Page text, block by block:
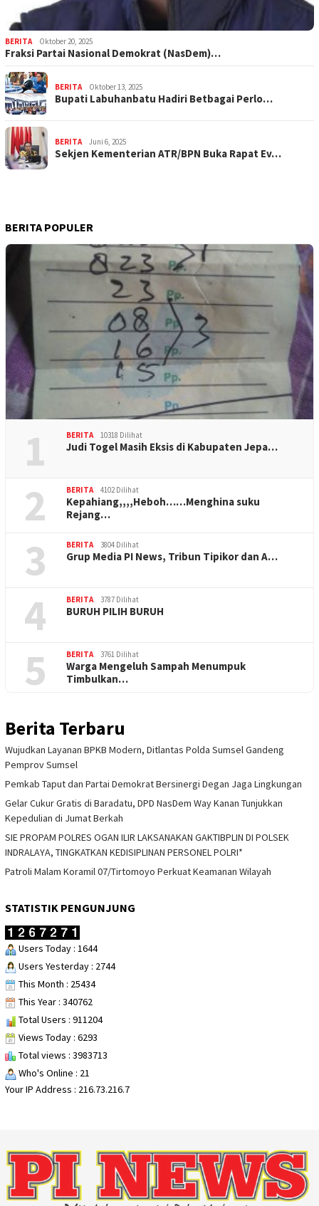
BERITA Oktober 20, 2025
Fraksi Partai Nasional Demokrat (NasDem)…
BERITA Oktober 13, 2025
Bupati Labuhanbatu Hadiri Betbagai Perlo…
BERITA Juni 6, 2025
Sekjen Kementerian ATR/BPN Buka Rapat Ev…
BERITA POPULER
1 BERITA 10318 Dilihat
Judi Togel Masih Eksis di Kabupaten Jepa…
2 BERITA 4102 Dilihat
Kepahiang,,,,Heboh……Menghina suku
Rejang…
3 BERITA 3804 Dilihat
Grup Media PI News, Tribun Tipikor dan A…
4 BERITA 3787 Dilihat
BURUH PILIH BURUH
5 BERITA 3761 Dilihat
Warga Mengeluh Sampah Menumpuk
Timbulkan…
Berita Terbaru
Wujudkan Layanan BPKB Modern, Ditlantas Polda Sumsel Gandeng
Pemprov Sumsel
Pemkab Taput dan Partai Demokrat Bersinergi Degan Jaga Lingkungan
Gelar Cukur Gratis di Baradatu, DPD NasDem Way Kanan Tunjukkan
Kepedulian di Jumat Berkah
SIE PROPAM POLRES OGAN ILIR LAKSANAKAN GAKTIBPLIN DI POLSEK
INDRALAYA, TINGKATKAN KEDISIPLINAN PERSONEL POLRI*
Patroli Malam Koramil 07/Tirtomoyo Perkuat Keamanan Wilayah
STATISTIK PENGUNJUNG
Users Today : 1644
Users Yesterday : 2744
This Month : 25434
This Year : 340762
Total Users : 911204
Views Today : 6293
Total views : 3983713
Who's Online : 21
Your IP Address : 216.73.216.7